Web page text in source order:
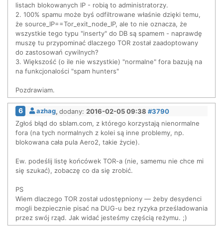
listach blokowanych IP - robią to administratorzy.
2. 100% spamu może byś odfiltrowane właśnie dzięki temu,
że source_IP==Tor_exit_node_IP, ale to nie oznacza, że
wszystkie tego typu "inserty" do DB są spamem - naprawdę
muszę tu przypominać dlaczego TOR został zaadoptowany
do zastosowań cywilnych?
3. Większość (o ile nie wszystkie) "normalne" fora bazują na
na funkcjonalości "spam hunters"
Pozdrawiam.
6 azhag,dodany: 2016-02-05 09:38#3790
Zgłoś błąd do sblam.com, z którego korzystają nienormalne
fora (na tych normalnych z kolei są inne problemy, np.
blokowana cała pula Aero2, takie życie).
Ew. podeślij listę końcówek TOR-a (nie, samemu nie chce mi
się szukać), zobaczę co da się zrobić.
PS
Wiem dlaczego TOR został udostępniony — żeby desydenci
mogli bezpiecznie pisać na DUG-u bez ryzyka prześladowania
przez swój rząd. Jak widać jesteśmy częścią reżymu. ;)